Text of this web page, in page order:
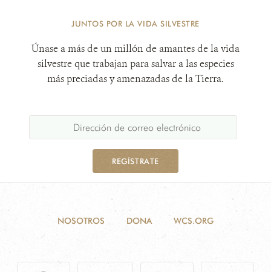
JUNTOS POR LA VIDA SILVESTRE
Únase a más de un millón de amantes de la vida
silvestre que trabajan para salvar a las especies
más preciadas y amenazadas de la Tierra.
REGÍSTRATE
NOSOTROS DONA WCS.ORG